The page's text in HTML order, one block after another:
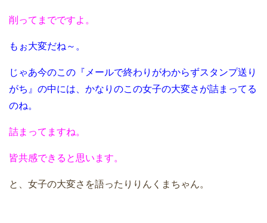
削ってまでですよ。
もぉ大変だね～。
じゃあ今のこの『メールで終わりがわからずスタンプ送り
がち』の中には、かなりのこの女子の大変さが詰まってる
のね。
詰まってますね。
皆共感できると思います。
と、女子の大変さを語ったりりんくまちゃん。